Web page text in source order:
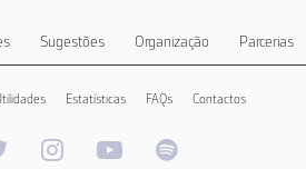
Sugestões Organização Parcerias
Estatísticas FAQs Contactos